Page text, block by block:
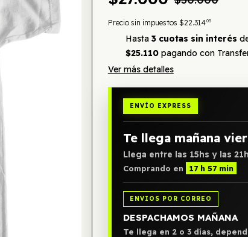
Precio sin impuestos $22.31405
Hasta 3 cuotas sin interés
$25.110pagando con
Ver más detalles
ENVÍO EXPRESS
Te llega mañana
Llega entre las 15hs y las
Comprando en 17 h 57 min
ENVIOS POR CORREO
DESPACHAMOS MAÑANA
Te llega en 2 o 3 días,